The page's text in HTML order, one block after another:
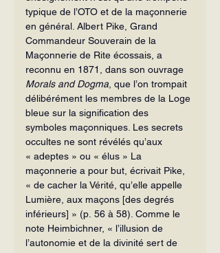
typique de l’OTO et de la maçonnerie
en général. Albert Pike, Grand
Commandeur Souverain de la
Maçonnerie de Rite écossais, a
reconnu en 1871, dans son ouvrage
Morals and Dogma , que l’on trompait
délibérément les membres de la Loge
bleue sur la signification des
symboles maçonniques. Les secrets
occultes ne sont révélés qu’aux
« adeptes » ou « élus » La
maçonnerie a pour but, écrivait Pike,
« de cacher la Vérité, qu’elle appelle
Lumière, aux maçons [des degrés
inférieurs] » (p. 56 à 58). Comme le
note Heimbichner, « l’illusion de
l’autonomie et de la divinité sert de